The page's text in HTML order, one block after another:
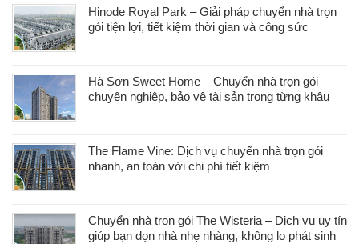
Hinode Royal Park – Giải pháp chuyển nhà trọn
gói tiện lợi, tiết kiệm thời gian và công sức
Hà Sơn Sweet Home – Chuyển nhà trọn gói
chuyên nghiệp, bảo vệ tài sản trong từng khâu
The Flame Vine: Dịch vụ chuyển nhà trọn gói
nhanh, an toàn với chi phí tiết kiệm
Chuyển nhà trọn gói The Wisteria – Dịch vụ uy tín
giúp bạn dọn nhà nhẹ nhàng, không lo phát sinh